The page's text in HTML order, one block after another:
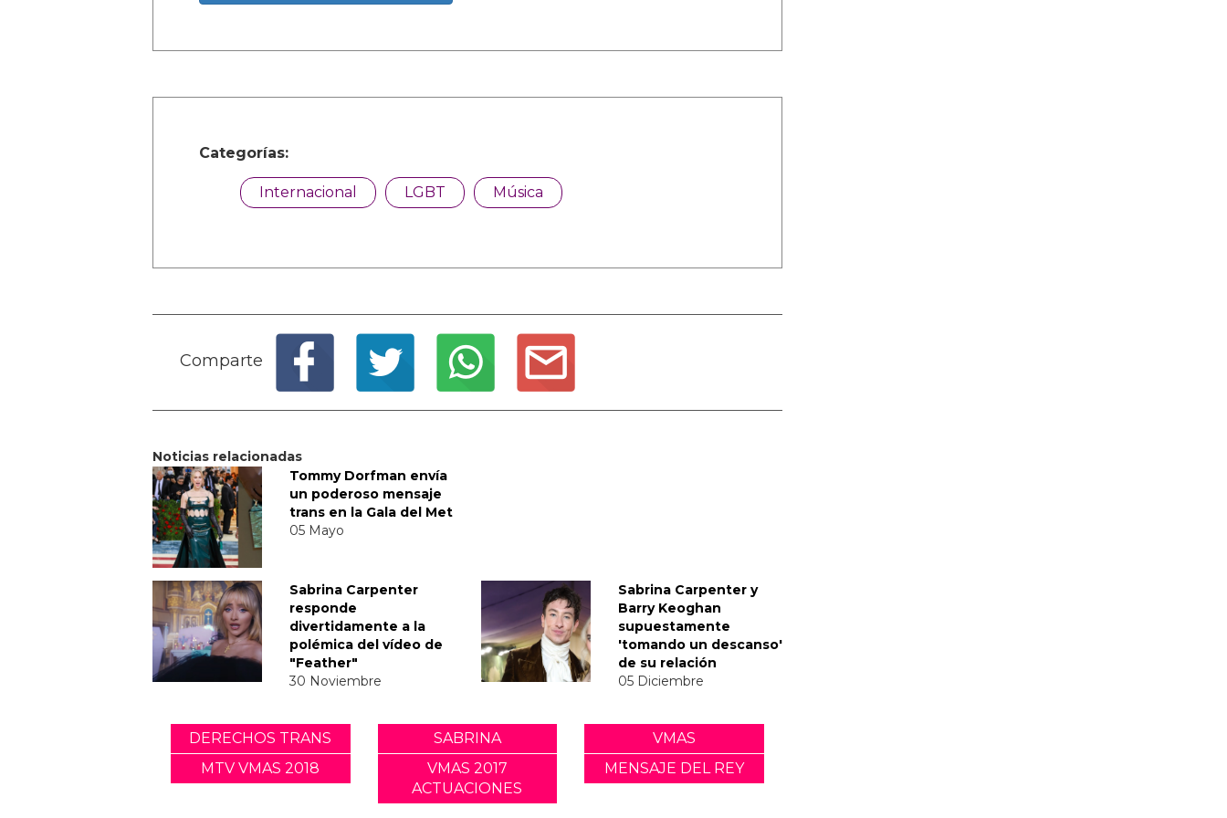
Categorías:
Internacional LGBT Música
Comparte
Noticias relacionadas
Tommy Dorfman envía
un poderoso mensaje
trans en la Gala del Met
05 Mayo
Sabrina Carpenter
responde
divertidamente a la
polémica del vídeo de
"Feather"
30 Noviembre
Sabrina Carpenter y
Barry Keoghan
supuestamente
'tomando un descanso'
de su relación
05 Diciembre
DERECHOS TRANS SABRINA
VMAS
MTV VMAS 2018
VMAS 2017
ACTUACIONES
MENSAJE DEL REY